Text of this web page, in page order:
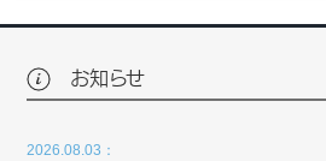
お知らせ
2026.08.03：